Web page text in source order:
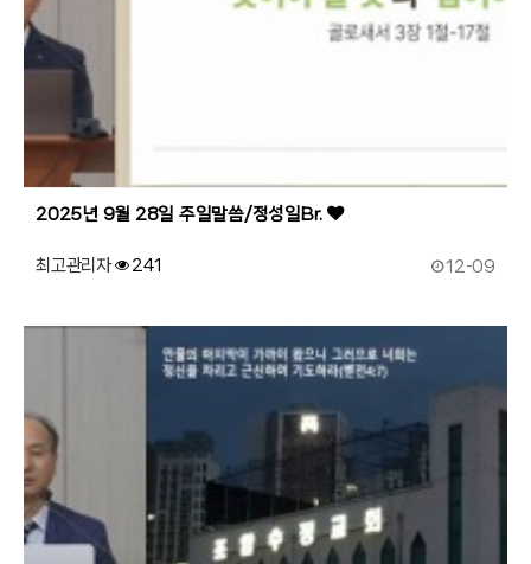
2025년 9월 28일 주일말씀/정성일Br.
최고관리자 12-09
241
178
작성자
조회